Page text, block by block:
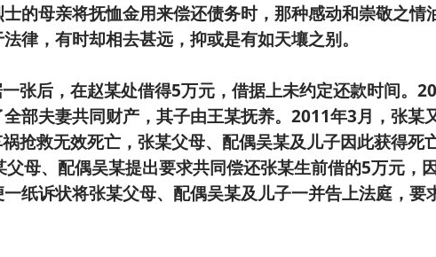
的母亲将抚恤金用来偿还债务时，那种感动和崇敬之情
律，有时却相去甚远，抑或是有如天壤之别。
张后，在赵某处借得5万元，借据上未约定还款时间。
部夫妻共同财产，其子由王某抚养。2011年3月，张某
抢救无效死亡，张某父母、配偶吴某及儿子因此获得死
母、配偶吴某提出要求共同偿还张某生前借的5万元，
纸诉状将张某父母、配偶吴某及儿子一并告上法庭，要